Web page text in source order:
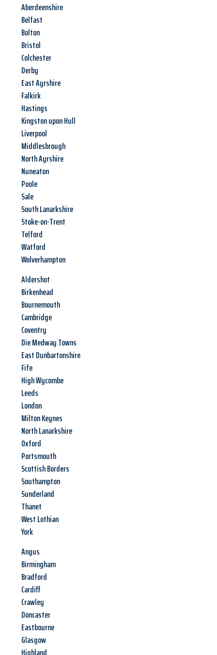
Aberdeenshire
Belfast
Bolton
Bristol
Colchester
Derby
East Ayrshire
Falkirk
Hastings
Kingston upon Hull
Liverpool
Middlesbrough
North Ayrshire
Nuneaton
Poole
Sale
South Lanarkshire
Stoke-on-Trent
Telford
Watford
Wolverhampton
Aldershot
Birkenhead
Bournemouth
Cambridge
Coventry
Die Medway Towns
East Dunbartonshire
Fife
High Wycombe
Leeds
London
Milton Keynes
North Lanarkshire
Oxford
Portsmouth
Scottish Borders
Southampton
Sunderland
Thanet
West Lothian
York
Angus
Birmingham
Bradford
Cardiff
Crawley
Doncaster
Eastbourne
Glasgow